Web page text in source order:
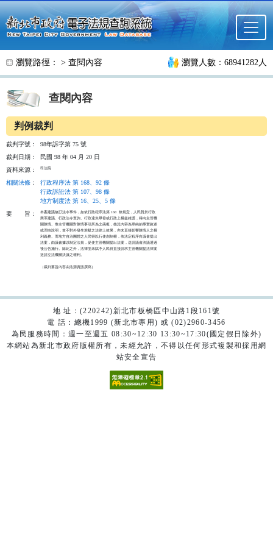
跳至主要內容
瀏覽路徑： > 查閱內容 瀏覽人數：68941282人
查閱內容
判例裁判
裁判字號：
98年訴字第 75 號
裁判日期：
民國 98 年 04 月 20 日
資料來源：
司法院
相關法條 ：
行政程序法 第 168、92 條
行政訴訟法 第 107、98 條
地方制度法 第 16、25、5 條
要
旨：
本案建議修訂法令事件，如依行政程序法第 168  條規定，人民對於行政
興革建議、行政法令查詢、行政違失舉發或行政上權益維護，得向主管機
關陳情。惟主管機關對陳情事項所為之函復，核其內容為單純的事實敘述
或理由說明，並不對外發生准駁之法律上效果，亦未直接影響陳情人之權
利義務。而地方自治團體之人民得以行使創制權，依法定程序向議會提出
法案，由議會據以制定法規，促使主管機關提出法案，送請議會決議通過
後公告施行。除此之外，法律並未賦予人民得直接請求主管機關提法律案
送請立法機關決議之權利。
（裁判要旨內容由法源資訊撰寫）
地 址：(220242)新北市板橋區中山路1段161號
電 話：總機1999 (新北市專用) 或 (02)2960-3456
為民服務時間：週一至週五 08:30~12:30 13:30~17:30(國定假日除外)
本網站為新北市政府版權所有，未經允許，不得以任何形式複製和採用網
站安全宣告